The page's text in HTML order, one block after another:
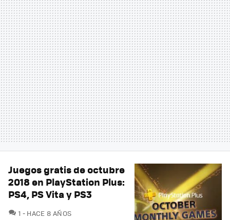
Juegos gratis de octubre
2018 en PlayStation Plus:
PS4, PS Vita y PS3
1 COMENTARIOS
HACE 8 AÑOS